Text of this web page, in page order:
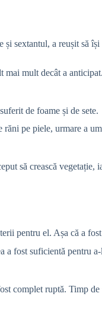
a reușit să își
mai mult decât a anticipat.
de foame și de sete.
pe piele, urmare a
să crească vegetație,
pentru el. Așa că a
a fost suficientă pentru
complet ruptă. Timp de